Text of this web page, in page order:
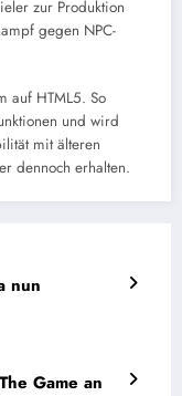
zur Produktion
gegen NPC-
auf HTML5. So
und wird
mit älteren
dennoch erhalten.
nun
Game an